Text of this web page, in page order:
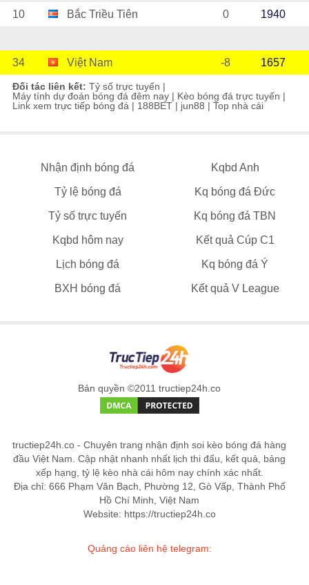
10 Bắc Triều Tiên 0 1940
34 Việt Nam -8 1657
Đối tác liên kết: Tỷ số trực tuyến |
Máy tính dự đoán bóng đá đêm nay | Kèo bóng đá trực tuyến |
Link xem trực tiếp bóng đá | 188BET | jun88 | Top nhà cái
Nhận định bóng đá Kqbd Anh
Tỷ lệ bóng đá Kq bóng đá Đức
Tỷ số trực tuyến Kq bóng đá TBN
Kqbd hôm nay Kết quả Cúp C1
Lịch bóng đá Kq bóng đá Ý
BXH bóng đá Kết quả V League
Bản quyền ©2011 tructiep24h.co
tructiep24h.co - Chuyên trang nhận định soi kèo bóng đá hàng
đầu Việt Nam. Cập nhật nhanh nhất lịch thi đấu, kết quả, bảng
xếp hạng, tỷ lệ kèo nhà cái hôm nay chính xác nhất.
Địa chỉ: 666 Phạm Văn Bạch, Phường 12, Gò Vấp, Thành Phố
Hồ Chí Minh, Việt Nam
Website: https://tructiep24h.co
Quảng cáo liên hệ telegram: